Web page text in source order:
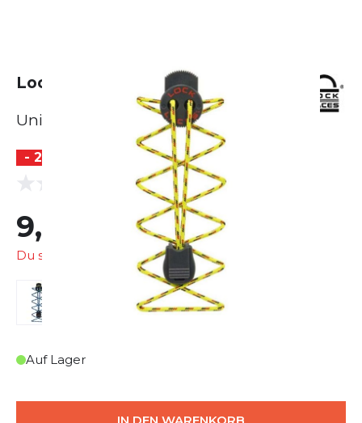
Lock Laces Lock Laces Trail
Unisex
- 23 %
0.0 (0 Bewertungen)
9,99 € 12,95 €
Du sparst
Auf Lager